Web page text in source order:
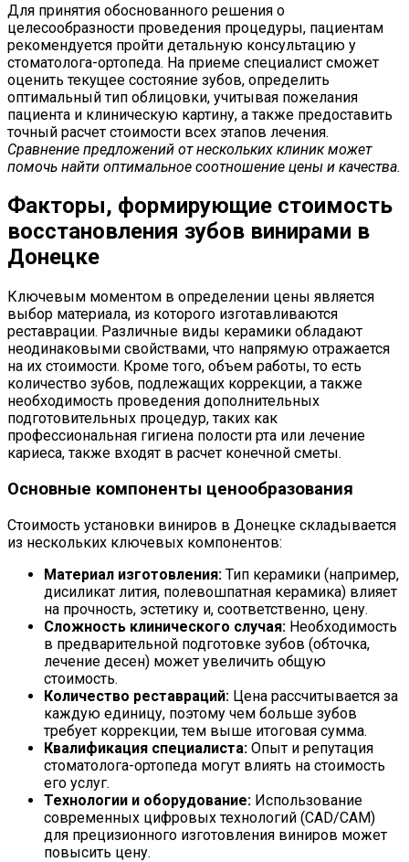
Для принятия обоснованного решения о
целесообразности проведения процедуры, пациентам
рекомендуется пройти детальную консультацию у
стоматолога-ортопеда. На приеме специалист сможет
оценить текущее состояние зубов, определить
оптимальный тип облицовки, учитывая пожелания
пациента и клиническую картину, а также предоставить
точный расчет стоимости всех этапов лечения.
Сравнение предложений от нескольких клиник может
помочь найти оптимальное соотношение цены и качества.
Факторы, формирующие стоимость
восстановления зубов винирами в
Донецке
Ключевым моментом в определении цены является
выбор материала, из которого изготавливаются
реставрации. Различные виды керамики обладают
неодинаковыми свойствами, что напрямую отражается
на их стоимости. Кроме того, объем работы, то есть
количество зубов, подлежащих коррекции, а также
необходимость проведения дополнительных
подготовительных процедур, таких как
профессиональная гигиена полости рта или лечение
кариеса, также входят в расчет конечной сметы.
Основные компоненты ценообразования
Стоимость установки виниров в Донецке складывается
из нескольких ключевых компонентов:
Материал изготовления: Тип керамики (например,
дисиликат лития, полевошпатная керамика) влияет
на прочность, эстетику и, соответственно, цену.
Сложность клинического случая: Необходимость
в предварительной подготовке зубов (обточка,
лечение десен) может увеличить общую
стоимость.
Количество реставраций: Цена рассчитывается за
каждую единицу, поэтому чем больше зубов
требует коррекции, тем выше итоговая сумма.
Квалификация специалиста: Опыт и репутация
стоматолога-ортопеда могут влиять на стоимость
его услуг.
Технологии и оборудование: Использование
современных цифровых технологий (CAD/CAM)
для прецизионного изготовления виниров может
повысить цену.